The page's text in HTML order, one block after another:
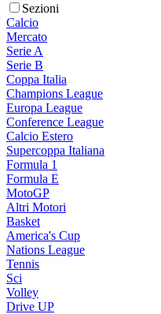
Sezioni
Calcio
Mercato
Serie A
Serie B
Coppa Italia
Champions League
Europa League
Conference League
Calcio Estero
Supercoppa Italiana
Formula 1
Formula E
MotoGP
Altri Motori
Basket
America's Cup
Nations League
Tennis
Sci
Volley
Drive UP